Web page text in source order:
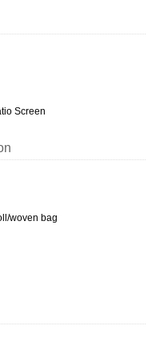
Screen
woven bag